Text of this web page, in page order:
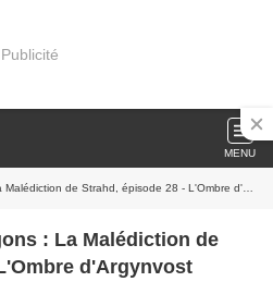
Publicité
MENU
de Strahd, épisode 28 - L'Ombre d'Argynvost
: La Malédiction de
d'Argynvost